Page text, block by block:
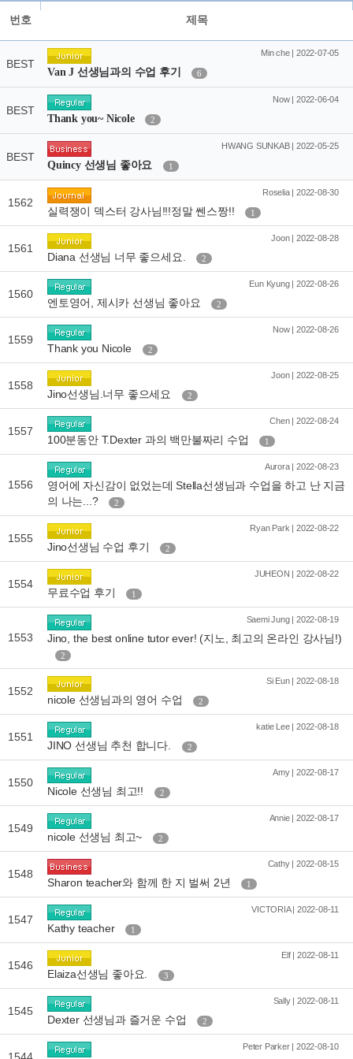
번호 제목
BEST
Min che | 2022-07-05
Van J 선생님과의 수업 후기 6
BEST
Now | 2022-06-04
Thank you~ Nicole 2
BEST
HWANG SUNKAB | 2022-05-25
Quincy 선생님 좋아요 1
1562
Roselia | 2022-08-30
실력쟁이 덱스터 강사님!!!정말 쎈스짱!! 1
1561
Joon | 2022-08-28
Diana 선생님 너무 좋으세요. 2
1560
Eun Kyung | 2022-08-26
엔토영어, 제시카 선생님 좋아요 2
1559
Now | 2022-08-26
Thank you Nicole 2
1558
Joon | 2022-08-25
Jino선생님.너무 좋으세요 2
1557
Chen | 2022-08-24
100분동안 T.Dexter 과의 백만불짜리 수업 1
1556
Aurora | 2022-08-23
영어에 자신감이 없었는데 Stella선생님과 수업을 하고 난 지금
의 나는...?
2
1555
Ryan Park | 2022-08-22
Jino선생님 수업 후기 2
1554
JUHEON | 2022-08-22
무료수업 후기 1
1553
Saemi Jung | 2022-08-19
Jino, the best online tutor ever! (지노, 최고의 온라인 강사님!)
2
1552
Si Eun | 2022-08-18
nicole 선생님과의 영어 수업 2
1551
katie Lee | 2022-08-18
JINO 선생님 추천 합니다. 2
1550
Amy | 2022-08-17
Nicole 선생님 최고!! 2
1549
Annie | 2022-08-17
nicole 선생님 최고~ 2
1548
Cathy | 2022-08-15
Sharon teacher와 함께 한 지 벌써 2년 1
1547
VICTORIA | 2022-08-11
Kathy teacher 1
1546
Elf | 2022-08-11
Elaiza선생님 좋아요. 3
1545
Sally | 2022-08-11
Dexter 선생님과 즐거운 수업 2
Peter Parker | 2022-08-10